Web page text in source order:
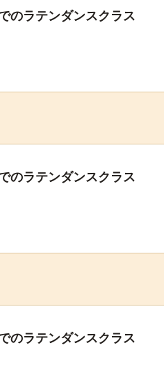
ラテンダンスクラス
ラテンダンスクラス
ラテンダンスクラス